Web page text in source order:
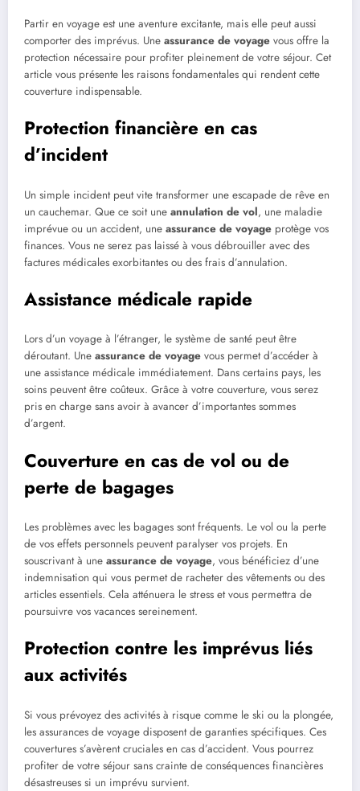
Partir en voyage est une aventure excitante, mais elle peut aussi
comporter des imprévus. Une assurance de voyage vous offre la
protection nécessaire pour profiter pleinement de votre séjour. Cet
article vous présente les raisons fondamentales qui rendent cette
couverture indispensable.
Protection financière en cas
d’incident
Un simple incident peut vite transformer une escapade de rêve en
un cauchemar. Que ce soit une annulation de vol, une maladie
imprévue ou un accident, une assurance de voyage protège vos
finances. Vous ne serez pas laissé à vous débrouiller avec des
factures médicales exorbitantes ou des frais d’annulation.
Assistance médicale rapide
Lors d’un voyage à l’étranger, le système de santé peut être
déroutant. Une assurance de voyage vous permet d’accéder à
une assistance médicale immédiatement. Dans certains pays, les
soins peuvent être coûteux. Grâce à votre couverture, vous serez
pris en charge sans avoir à avancer d’importantes sommes
d’argent.
Couverture en cas de vol ou de
perte de bagages
Les problèmes avec les bagages sont fréquents. Le vol ou la perte
de vos effets personnels peuvent paralyser vos projets. En
souscrivant à une assurance de voyage, vous bénéficiez d’une
indemnisation qui vous permet de racheter des vêtements ou des
articles essentiels. Cela atténuera le stress et vous permettra de
poursuivre vos vacances sereinement.
Protection contre les imprévus liés
aux activités
Si vous prévoyez des activités à risque comme le ski ou la plongée,
les assurances de voyage disposent de garanties spécifiques. Ces
couvertures s’avèrent cruciales en cas d’accident. Vous pourrez
profiter de votre séjour sans crainte de conséquences financières
désastreuses si un imprévu survient.